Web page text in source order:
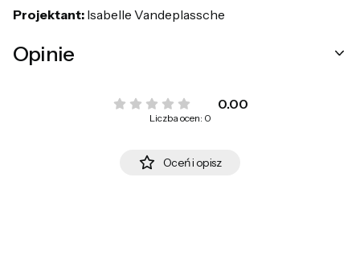
Projektant: Isabelle Vandeplassche
Opinie
0.00
Liczba ocen: 0
Oceń i opisz